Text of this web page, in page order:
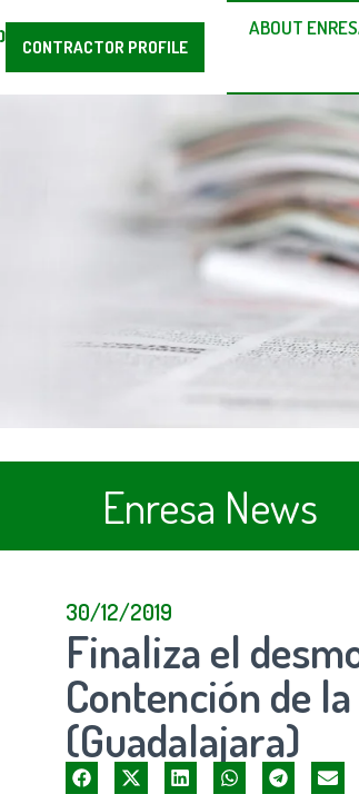
CONTRACTOR PROFILE
ABOUT
Enresa News
30/12/2019
Finaliza el
Contención de
(Guadalajara)